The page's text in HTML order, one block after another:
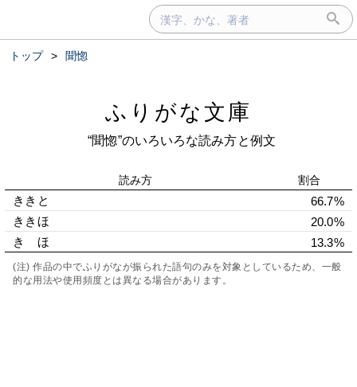
トップ > 聞惚
ふりがな文庫
“聞惚”のいろいろな読み方と例文
読み方 割合
ききと
66.7%
ききほ
20.0%
きゝほ
13.3%
(注) 作品の中でふりがなが振られた語句のみを対象としているため、一般
的な用法や使用頻度とは異なる場合があります。